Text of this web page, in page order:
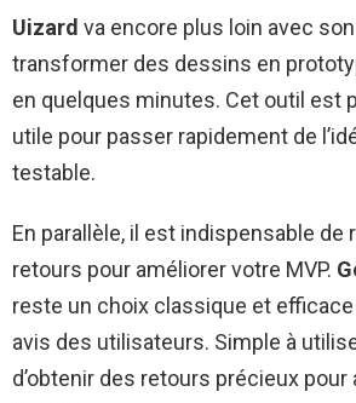
Uizard va encore plus loin avec
transformer des dessins en
en quelques minutes. Cet outil est
utile pour passer rapidement de
testable.
En parallèle, il est indispensable de
retours pour améliorer votre MVP.
reste un choix classique et
avis des utilisateurs. Simple à
d’obtenir des retours précieux pour